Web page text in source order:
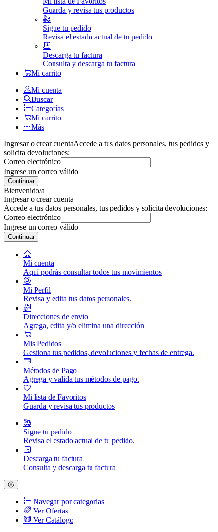
Guarda y revisa tus productos
Sigue tu pedido
Revisa el estado actual de tu pedido.
Descarga tu factura
Consulta y descarga tu factura
Mi carrito
Mi cuenta
Buscar
Categorías
Mi carrito
Más
Ingresar o crear cuentaAccede a tus datos personales, tus pedidos y
solicita devoluciones:
Correo electrónico
Ingrese un correo válido
Continuar
Bienvenido/a
Ingresar o crear cuenta
Accede a tus datos personales, tus pedidos y solicita devoluciones:
Correo electrónico
Ingrese un correo válido
Continuar
Mi cuenta
Aquí podrás consultar todos tus movimientos
Mi Perfil
Revisa y edita tus datos personales.
Direcciones de envio
Agrega, edita y/o elimina una dirección
Mis Pedidos
Gestiona tus pedidos, devoluciones y fechas de entrega.
Métodos de Pago
Agrega y valida tus métodos de pago.
Mi lista de Favoritos
Guarda y revisa tus productos
Sigue tu pedido
Revisa el estado actual de tu pedido.
Descarga tu factura
Consulta y descarga tu factura
Navegar por categorias
Ver Ofertas
Ver Catálogo